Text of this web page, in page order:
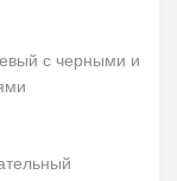
с черными и